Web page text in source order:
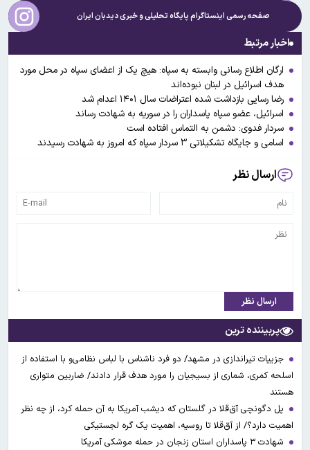
صفحه رسمی اینستاگرام پایگاه تحلیلی و خبریدیدبان ایران
اخبار مرتبط
ارگان اطلاع رسانی وابسته به سپاه: هیچ یک از اعضای سپاه در محل مورد
هدف اسرائیل در لبنان نبوده‌اند
رضا رسایی بازداشت شده اعتراضات سال ۱۴۰۱ اعدام شد
اسرائیل، عضو سپاه پاسداران را در سوریه به شهادت رساند
سردار فدوی: دشمن به التماس افتاده است
اسامی و جایگاه تشکیلاتی ۳ سردار سپاه که امروز به شهادت رسیدند
ارسال نظر
ارسال نظر
پربیننده ترین
جزییات تیراندازی در مشهد/ دو فرد ناشناس با لباس نظامی‌و با استفاده از
اسلحه کمری، شماری از بسیجیان را مورد هدف قرار دادند/ ضاربین متواری
هستند
پل دگونچی آق‌قلا در گلستان که دیشب آمریکا به آن حمله کرد، از چه نظر
اهمیت دارد؟/ از آق‌قلا تا روسیه، اهمیت یک گره لجستیکی
شهادت ۳ ‌پاسداران استان زنجان در حمله موشکی آمریکا